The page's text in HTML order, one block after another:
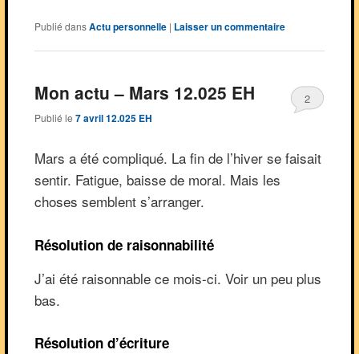
Publié dans Actu personnelle | Laisser un commentaire
Mon actu – Mars 12.025 EH
Publié le 7 avril 12.025 EH
2
Mars a été compliqué. La fin de l’hiver se faisait
sentir. Fatigue, baisse de moral. Mais les
choses semblent s’arranger.
Résolution de raisonnabilité
J’ai été raisonnable ce mois-ci. Voir un peu plus
bas.
Résolution d’écriture